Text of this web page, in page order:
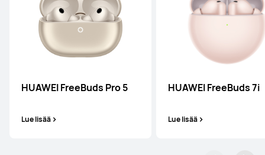
HUAWEI FreeBuds Pro 5
Lue lisää
HUAWEI FreeBuds 7i
Lue lisää